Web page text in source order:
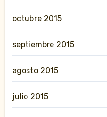
octubre 2015
septiembre 2015
agosto 2015
julio 2015